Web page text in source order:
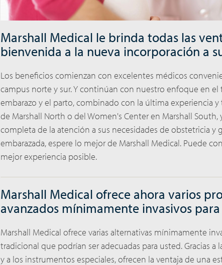
Marshall Medical le brinda todas las
bienvenida a la nueva incorporación a
Los beneficios comienzan con excelentes médicos
campus norte y sur. Y continúan con nuestro enfoque en
embarazo y el parto, combinado con la última experiencia
de Marshall North o del Women's Center en Marshall
completa de la atención a sus necesidades de obstetricia y
embarazada, espere lo mejor de Marshall Medical. Puede
mejor experiencia posible.
Marshall Medical ofrece ahora varios
avanzados mínimamente invasivos
Marshall Medical ofrece varias alternativas mínimamente
tradicional que podrían ser adecuadas para usted. Gracias a
y a los instrumentos especiales, ofrecen la ventaja de una